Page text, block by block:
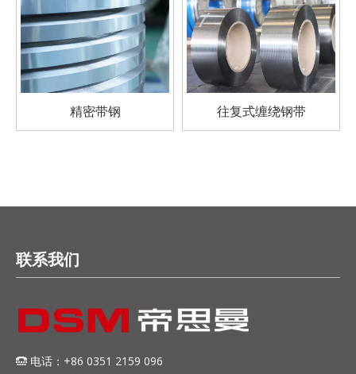
精密带钢 往复式缠绕钢带
联系我们
 电话：+86 0351 2159 096